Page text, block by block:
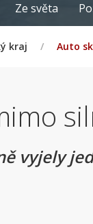
Ze světa
kraj / Auto
vyjely